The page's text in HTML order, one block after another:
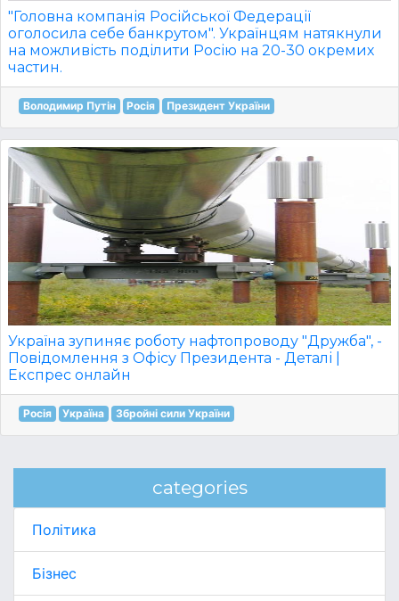
"Головна компанія Російської Федерації
оголосила себе банкрутом". Українцям натякнули
на можливість поділити Росію на 20-30 окремих
частин.
Володимир Путін Росія Президент України
Україна зупиняє роботу нафтопроводу "Дружба", -
Повідомлення з Офісу Президента - Деталі |
Експрес онлайн
Росія Україна Збройні сили України
categories
Політика
Бізнес